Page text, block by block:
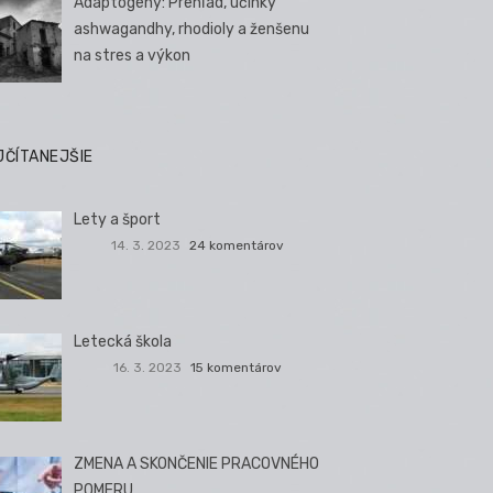
ashwagandhy, rhodioly a ženšenu
na stres a výkon
Lety a šport
14. 3. 2023 24 komentárov
Letecká škola
16. 3. 2023 15 komentárov
ZMENA A SKONČENIE PRACOVNÉHO